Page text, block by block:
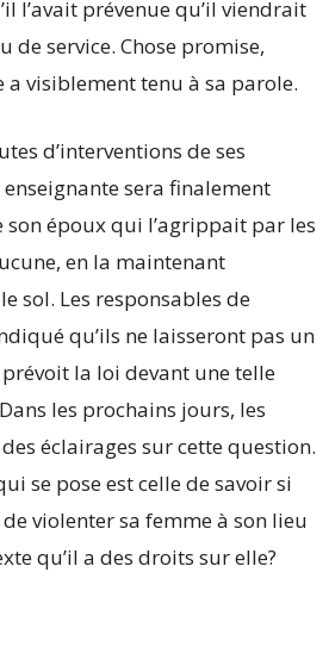
l’avait prévenue qu’il viendrait
de service. Chose promise,
a visiblement tenu à sa parole.
d’interventions de ses
sera finalement
son époux qui l’agrippait par les
en la maintenant
sol. Les responsables de
qu’ils ne laisseront pas un
la loi devant une telle
les prochains jours, les
éclairages sur cette question.
se pose est celle de savoir si
violenter sa femme à son lieu
qu’il a des droits sur elle?